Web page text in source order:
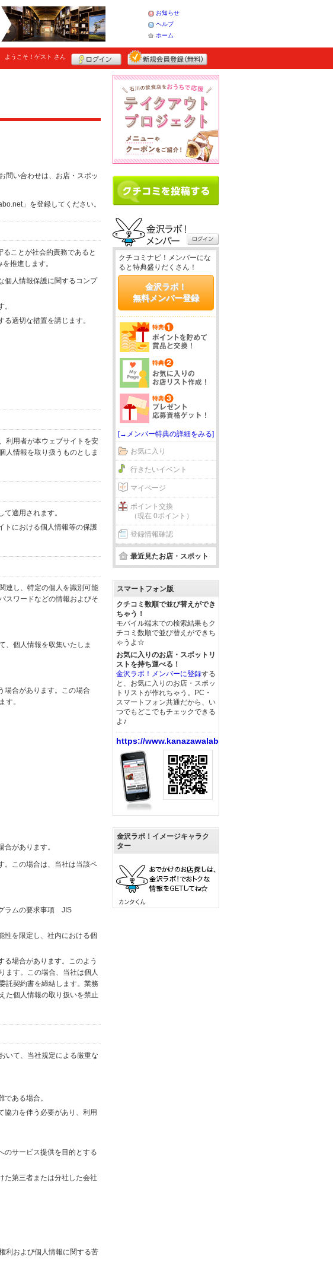
お知らせ
ヘルプ
ホーム
ようこそ！ ゲスト さん
問い合わせは、お店・スポッ
」を登録してください。
ことが社会的責務であると
推進します。
個人情報保護に関するコンプ
適切な措置を講じます。
利用者が本ウェブサイトを安
人情報を取り扱うものとしま
適用されます。
トにおける個人情報等の保護
連し、特定の個人を識別可能
スワードなどの情報およびそ
、個人情報を収集いたしま
場合があります。この場合
す。
があります。
。この場合は、当社は当該ペ
ラムの要求事項 JIS
性を限定し、社内における個
場合があります。このよう
ます。この場合、当社は個人
託契約書を締結します。業務
た個人情報の取り扱いを禁止
いて、当社規定による厳重な
ある場合。
協力を伴う必要があり、利用
のサービス提供を目的とする
た第三者または分社した会社
利および個人情報に関する苦
クチコミナビ！メンバーにな
ると特典盛りだくさん！
金沢ラボ！
無料メンバー登録
[→メンバー特典の詳細をみる]
お気に入り
行きたいイベント
マイページ
ポイント交換
（現在 0ポイント）
登録情報確認
最近見たお店・スポット
スマートフォン版
クチコミ数順で並び替えができ
ちゃう！
モバイル端末での検索結果もク
チコミ数順で並び替えができち
ゃうよ☆
お気に入りのお店・スポットリ
ストを持ち運べる！
金沢ラボ！メンバーに登録する
と、お気に入りのお店・スポッ
トリストが作れちゃう。PC・
スマートフォン共通だから、い
つでもどこでもチェックできる
よ♪
https://www.kanazawalabo.net/
金沢ラボ！イメージキャラク
ター